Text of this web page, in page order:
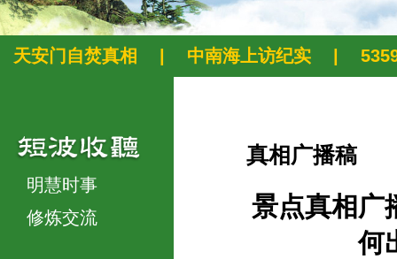
天安门自焚真相 中南海上访纪实
明慧时事
修炼交流
真相广播稿
景点真相广
何